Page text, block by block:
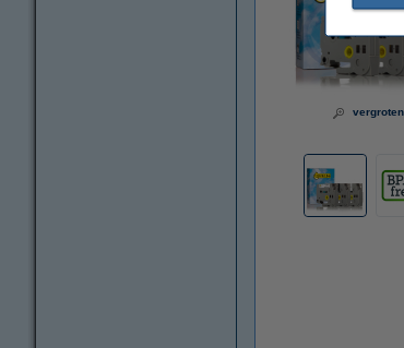
vergroten